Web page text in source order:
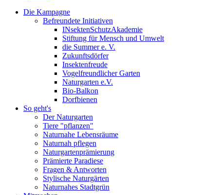
Die Kampagne
Befreundete Initiativen
INsektenSchutzAkademie
Stiftung für Mensch und Umwelt
die Summer e. V.
Zukunftsdörfer
Insektenfreude
Vogelfreundlicher Garten
Naturgarten e.V.
Bio-Balkon
Dorfbienen
So geht's
Der Naturgarten
Tiere "pflanzen"
Naturnahe Lebensräume
Naturnah pflegen
Naturgartenprämierung
Prämierte Paradiese
Fragen & Antworten
Stylische Naturgärten
Naturnahes Stadtgrün